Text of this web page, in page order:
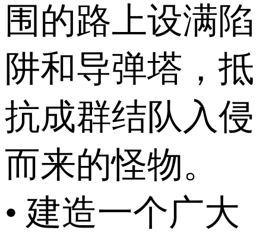
围的路上设满陷
阱和导弹塔，抵
抗成群结队入侵
而来的怪物。
• 建造一个广大